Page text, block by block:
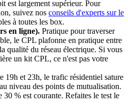
est largement supérieur. Pour
suivez nos conseils d'experts sur le
à toutes les box.
en ligne). Pratique pour traverser
le CPL plafonne en pratique entre
qualité du réseau électrique. Si vous
un kit CPL, ce n'est pas votre
19h et 23h, le trafic résidentiel sature
niveau des points de mutualisation.
% est courante. Refaites le test le